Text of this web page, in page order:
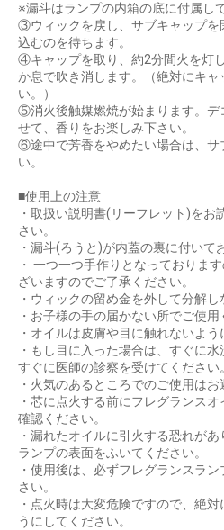
お買い物を続ける
※漏斗はランプの内箱の底に付属し
③ウィックを戻し、サブキャップを
込むのを待ちます。
④キャップを取り、約2分間火を灯
か息で吹き消します。（絶対にキャ
い。）
⑤消火後触媒燃焼が始まります。デ
せて、香りをお楽しみ下さい。
⑥途中で芳香をやめたい場合は、サ
い。
■使用上の注意
・取扱い説明書(リーフレット)を
さい。
・漏斗(ろうと)が内蓋の裏に付いて
・ 一つ一つ手作りとなっておりま
ざいますのでご了承ください。
・ウィックの留め金を外して分解し
・お子様の手の届かない所でご使用
・オイルは皮膚や目に触れないよう
・もし目に入った場合は、すぐに
すぐに医師の診察を受けてください。
・火気のあるところでのご使用はお
・芯に点火する前にフレグランス
確認ください。
・漏れたオイルに引火する恐れが
ランプの表面をふいてください。
・使用後は、必ずフレグランスラ
さい。
・点火時は大変危険ですので、絶
うにしてください。